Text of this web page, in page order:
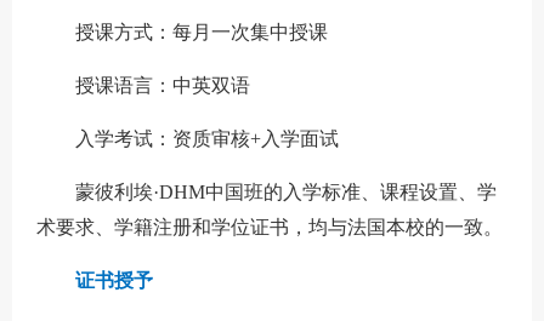
授课方式：每月一次集中授课
授课语言：中英双语
入学考试：资质审核+入学面试
蒙彼利埃·DHM中国班的入学标准、课程设置、学
术要求、学籍注册和学位证书，均与法国本校的一致。
证书授予